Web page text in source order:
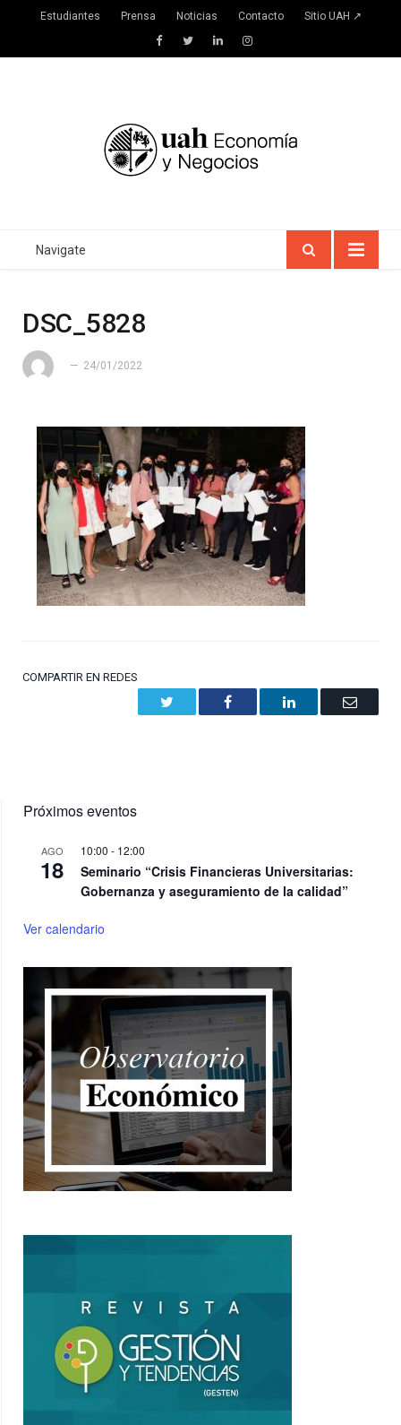
Estudiantes Prensa Noticias Contacto Sitio UAH ↗
FacebookTwitterLinkedInInstagram
Navigate
DSC_5828
24/01/2022
COMPARTIR EN REDES
Facebook LinkedIn Email
Próximos eventos
AGO
18
10:00 - 12:00
Seminario “Crisis Financieras Universitarias:
Gobernanza y aseguramiento de la calidad”
Ver calendario